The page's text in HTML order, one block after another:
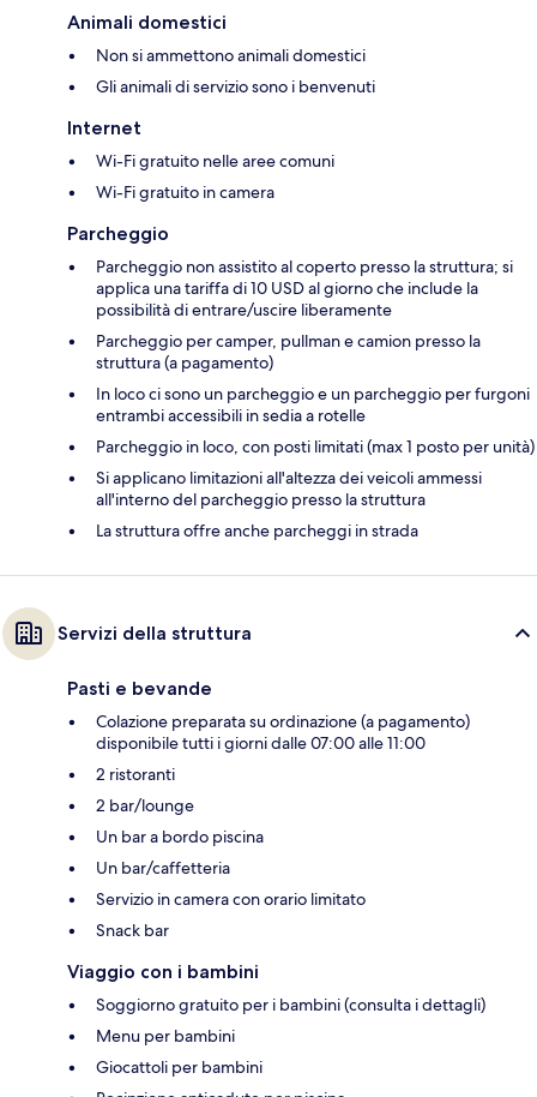
Animali domestici
Non si ammettono animali domestici
Gli animali di servizio sono i benvenuti
Internet
Wi-Fi gratuito nelle aree comuni
Wi-Fi gratuito in camera
Parcheggio
Parcheggio non assistito al coperto presso la struttura; si
applica una tariffa di 10 USD al giorno che include la
possibilità di entrare/uscire liberamente
Parcheggio per camper, pullman e camion presso la
struttura (a pagamento)
In loco ci sono un parcheggio e un parcheggio per furgoni
entrambi accessibili in sedia a rotelle
Parcheggio in loco, con posti limitati (max 1 posto per unità)
Si applicano limitazioni all'altezza dei veicoli ammessi
all'interno del parcheggio presso la struttura
La struttura offre anche parcheggi in strada
Servizi della struttura
Pasti e bevande
Colazione preparata su ordinazione (a pagamento)
disponibile tutti i giorni dalle 07:00 alle 11:00
2 ristoranti
2 bar/lounge
Un bar a bordo piscina
Un bar/caffetteria
Servizio in camera con orario limitato
Snack bar
Viaggio con i bambini
Soggiorno gratuito per i bambini (consulta i dettagli)
Menu per bambini
Giocattoli per bambini